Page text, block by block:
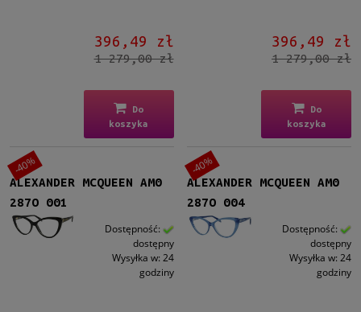
Kształt
Okrągłe/Owalne(107)
Prostokątne
Kocie oko
396,49 zł
1 279,00 zł
Do
koszyka
396,49 zł
1 279,00 zł
Do
koszyka
ALEXANDER MCQUEEN AM0
287O 001
Dostępność:
dostępny
Wysyłka w: 24
godziny
-40%
ALEXANDER MCQUEEN AM0
287O 004
Dostępność:
dostępny
Wysyłka w: 24
godziny
-40%